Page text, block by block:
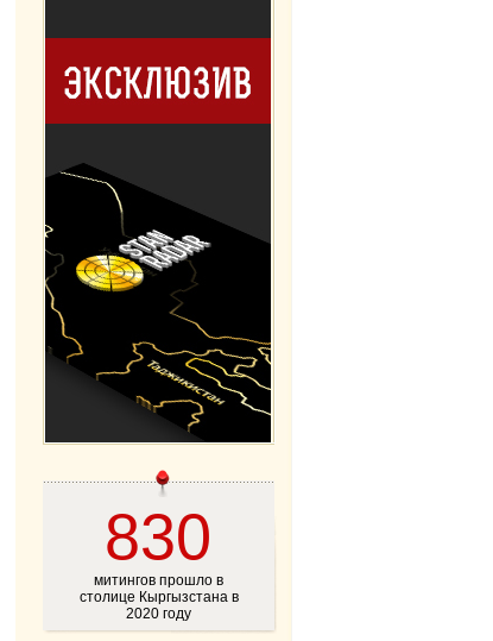
830
митингов прошло в
столице Кыргызстана в
2020 году